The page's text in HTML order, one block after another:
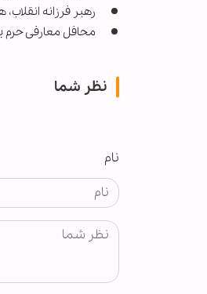
رهبر فرزانه
محافل معارفی حرم
نظر شما
نام